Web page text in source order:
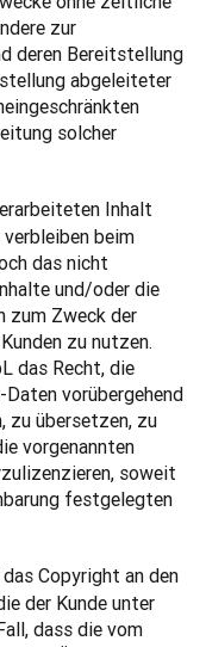
zur
deren Bereitstellung
abgeleiteter
solcher
Inhalt
beim
das nicht
und/oder die
zum Zweck der
zu nutzen.
das Recht, die
vorübergehend
zu übersetzen, zu
vorgenannten
soweit
festgelegten
Copyright an den
der Kunde unter
dass die vom